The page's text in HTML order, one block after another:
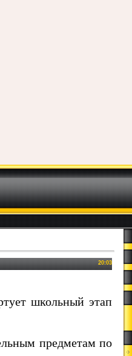
20:03
школьный этап
предметам по